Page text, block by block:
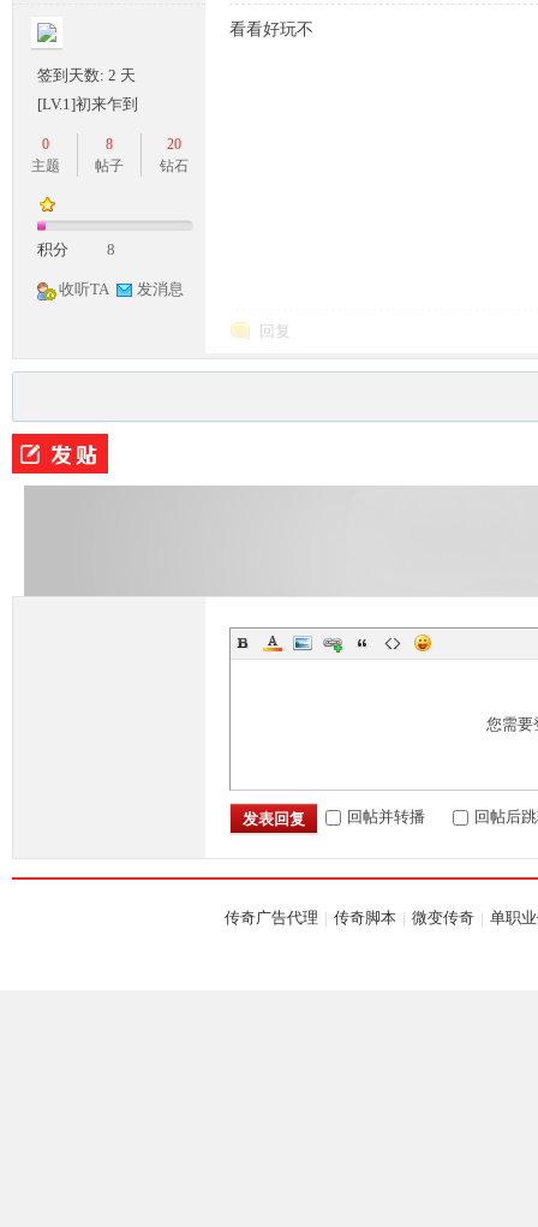
M
论
签到天数: 2 天
[LV.1]初来乍到
0
主题
8
帖子
20
钻石
积分 8
收听TA 发消息
看看好玩不
回复
您需要
发表回复 回帖并转播 回帖后
传奇广告代理 | 传奇脚本 | 微变传奇 | 单职